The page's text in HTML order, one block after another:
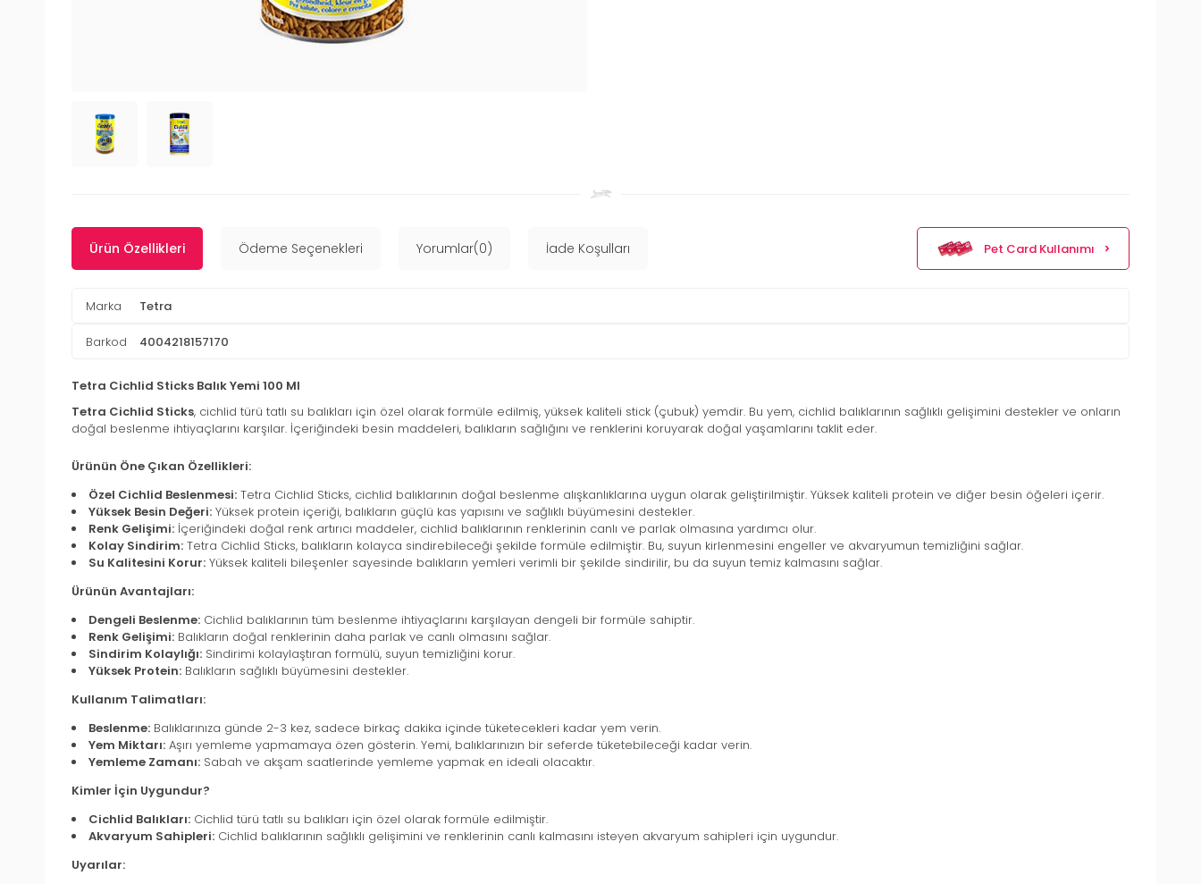
Ürün Özellikleri Ödeme Seçenekleri Yorumlar(0) İade Koşulları Pet Card Kullanımı
Marka Tetra
Barkod 4004218157170
Tetra Cichlid Sticks Balık Yemi 100 Ml
Tetra Cichlid Sticks, cichlid türü tatlı su balıkları için özel olarak formüle edilmiş, yüksek kaliteli stick (çubuk) yemdir. Bu yem, cichlid balıklarının sağlıklı gelişimini destekler ve onların
doğal beslenme ihtiyaçlarını karşılar. İçeriğindeki besin maddeleri, balıkların sağlığını ve renklerini koruyarak doğal yaşamlarını taklit eder.
Ürünün Öne Çıkan Özellikleri:
Özel Cichlid Beslenmesi: Tetra Cichlid Sticks, cichlid balıklarının doğal beslenme alışkanlıklarına uygun olarak geliştirilmiştir. Yüksek kaliteli protein ve diğer besin öğeleri içerir.
Yüksek Besin Değeri: Yüksek protein içeriği, balıkların güçlü kas yapısını ve sağlıklı büyümesini destekler.
Renk Gelişimi: İçeriğindeki doğal renk artırıcı maddeler, cichlid balıklarının renklerinin canlı ve parlak olmasına yardımcı olur.
Kolay Sindirim: Tetra Cichlid Sticks, balıkların kolayca sindirebileceği şekilde formüle edilmiştir. Bu, suyun kirlenmesini engeller ve akvaryumun temizliğini sağlar.
Su Kalitesini Korur: Yüksek kaliteli bileşenler sayesinde balıkların yemleri verimli bir şekilde sindirilir, bu da suyun temiz kalmasını sağlar.
Ürünün Avantajları:
Dengeli Beslenme: Cichlid balıklarının tüm beslenme ihtiyaçlarını karşılayan dengeli bir formüle sahiptir.
Renk Gelişimi: Balıkların doğal renklerinin daha parlak ve canlı olmasını sağlar.
Sindirim Kolaylığı: Sindirimi kolaylaştıran formülü, suyun temizliğini korur.
Yüksek Protein: Balıkların sağlıklı büyümesini destekler.
Kullanım Talimatları:
Beslenme: Balıklarınıza günde 2-3 kez, sadece birkaç dakika içinde tüketecekleri kadar yem verin.
Yem Miktarı: Aşırı yemleme yapmamaya özen gösterin. Yemi, balıklarınızın bir seferde tüketebileceği kadar verin.
Yemleme Zamanı: Sabah ve akşam saatlerinde yemleme yapmak en ideali olacaktır.
Kimler İçin Uygundur?
Cichlid Balıkları: Cichlid türü tatlı su balıkları için özel olarak formüle edilmiştir.
Akvaryum Sahipleri: Cichlid balıklarının sağlıklı gelişimini ve renklerinin canlı kalmasını isteyen akvaryum sahipleri için uygundur.
Uyarılar: